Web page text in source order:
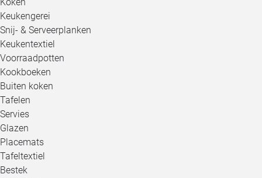
Keukengerei
Snij- & Serveerplanken
Keukentextiel
Voorraadpotten
Kookboeken
Buiten koken
Tafelen
Servies
Glazen
Placemats
Tafeltextiel
Bestek